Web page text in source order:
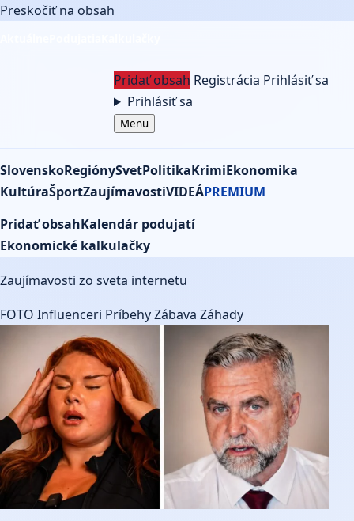
Preskočiť na obsah
Pridať obsah Registrácia Prihlásiť sa
Prihlásiť sa
Menu
SlovenskoRegiónySvetPolitikaKrimiEkonomika
KultúraŠportZaujímavostiVIDEÁPREMIUM
Pridať obsahKalendár podujatí
Ekonomické kalkulačky
Zaujímavosti
Zaujímavosti zo sveta internetu
FOTO Influenceri PríbehyZábava Záhady